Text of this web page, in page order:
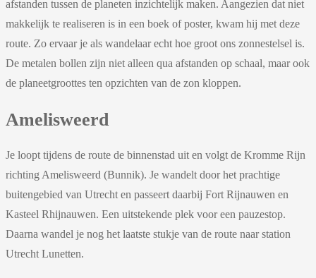
afstanden tussen de planeten inzichtelijk maken. Aangezien dat niet
makkelijk te realiseren is in een boek of poster, kwam hij met deze
route. Zo ervaar je als wandelaar echt hoe groot ons zonnestelsel is.
De metalen bollen zijn niet alleen qua afstanden op schaal, maar ook
de planeetgroottes ten opzichten van de zon kloppen.
Amelisweerd
Je loopt tijdens de route de binnenstad uit en volgt de Kromme Rijn
richting Amelisweerd (Bunnik). Je wandelt door het prachtige
buitengebied van Utrecht en passeert daarbij Fort Rijnauwen en
Kasteel Rhijnauwen. Een uitstekende plek voor een pauzestop.
Daarna wandel je nog het laatste stukje van de route naar station
Utrecht Lunetten.